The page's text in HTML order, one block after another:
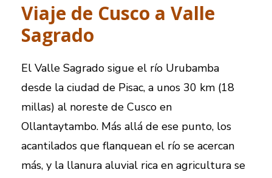
Viaje de Cusco a Valle
Sagrado
El Valle Sagrado sigue el río Urubamba
desde la ciudad de Pisac, a unos 30 km (18
millas) al noreste de Cusco en
Ollantaytambo. Más allá de ese punto, los
acantilados que flanquean el río se acercan
más, y la llanura aluvial rica en agricultura se